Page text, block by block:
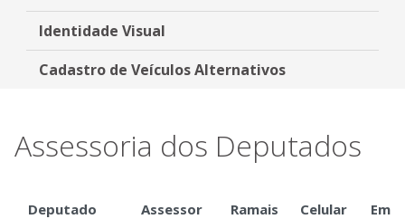
Identidade Visual
Cadastro de Veículos Alternativos
Assessoria dos Deputados
Deputado Assessor Ramais Celular Email